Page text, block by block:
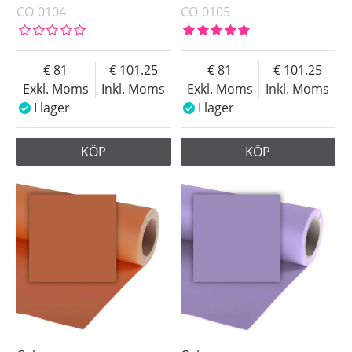
CO-0104
Exkl. Moms
81
Inkl. Moms
101.25
I lager
KÖP
CO-0105
Exkl. Moms
81
Inkl. Moms
101.25
I lager
KÖP